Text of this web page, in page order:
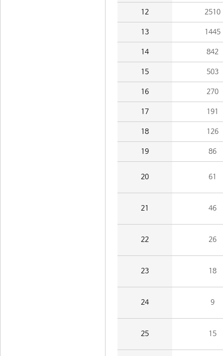
12 2510
13 1445
14 842
15 503
16 270
17 191
18 126
19 86
20 61
21 46
22 26
23 18
24 9
25 15